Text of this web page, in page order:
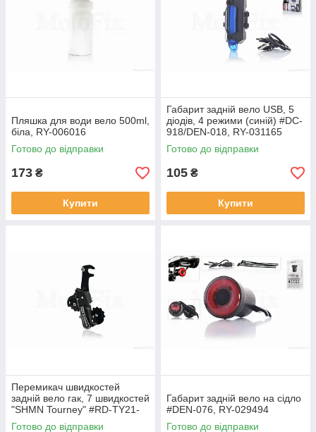
Пляшка для води вело 500ml,
біла, RY-006016
Готово до відправки
173 ₴
Купити
Габарит задній вело USB, 5
діодів, 4 режими (синій) #DC-
918/DEN-018, RY-031165
Готово до відправки
105 ₴
Купити
Перемикач швидкостей
задній вело гак, 7 швидкостей
"SHMN Tourney" #RD-TY21-
7/XMN-050, RY-029347
Готово до відправки
Габарит задній вело на сідло
#DEN-076, RY-029494
Готово до відправки